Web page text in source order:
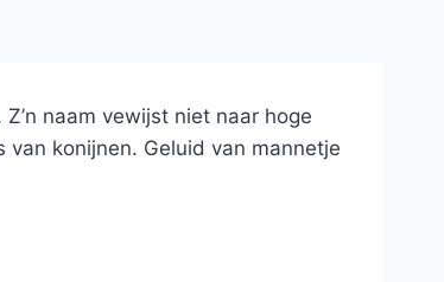
naam vewijst niet naar hoge
van konijnen. Geluid van mannetje